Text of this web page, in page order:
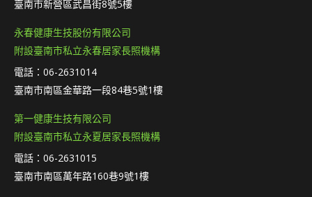
臺南市新營區武昌街8號5樓
永春健康生技股份有限公司
附設臺南市私立永春居家長照機構
電話：06-2631014
臺南市南區金華路一段84巷5號1樓
第一健康生技有限公司
附設臺南市私立永夏居家長照機構
電話：06-2631015
臺南市南區萬年路160巷9號1樓